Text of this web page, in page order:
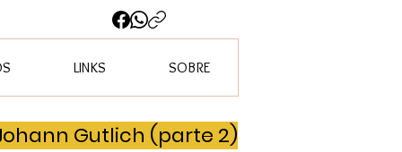
LINKS SOBRE
Gutlich (parte 2)